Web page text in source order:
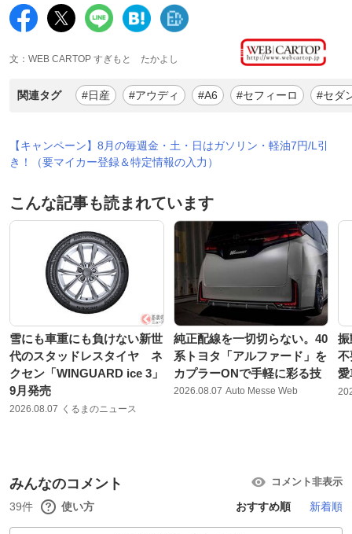
文：WEB CARTOP すぎもと たかよし
関連タグ #日産 #アウディ #A6 #セフィーロ #セダ
【キャンペーン】8月の毎週金・土・日はガソリン・軽油7円/L引
き！（要マイカー登録＆特定情報の入力）
こんな記事も読まれています
雪にも車重にも負けない新世
代のスタッドレスタイヤ ネ
クセン「WINGUARD ice 3」
9月発売
2026.08.07 くるまのニュース
純正配線を一切切らない。40
系トヨタ「アルファード」を
カプラーONで手軽に彩る技
2026.08.07 Auto Messe Web
不
みんなのコメント コメント非表示
39件 使い方 おすすめ順 新着順